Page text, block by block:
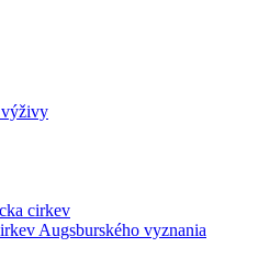
cirkev
Augsburského vyznania